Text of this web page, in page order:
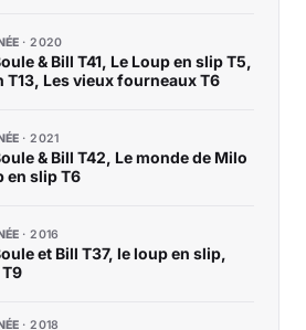
2020
& Bill T41, Le Loup en slip T5,
T13, Les vieux fourneaux T6
2021
& Bill T42, Le monde de Milo
en slip T6
2016
et Bill T37, le loup en slip,
2018